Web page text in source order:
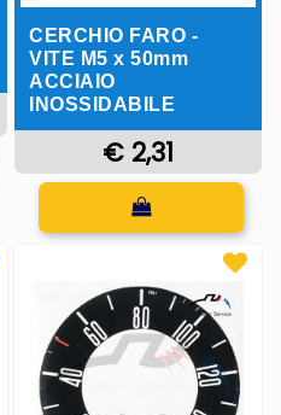
CERCHIO FARO -
VITE M5 x 50mm
ACCIAIO
INOSSIDABILE
€ 2,31
Quantità